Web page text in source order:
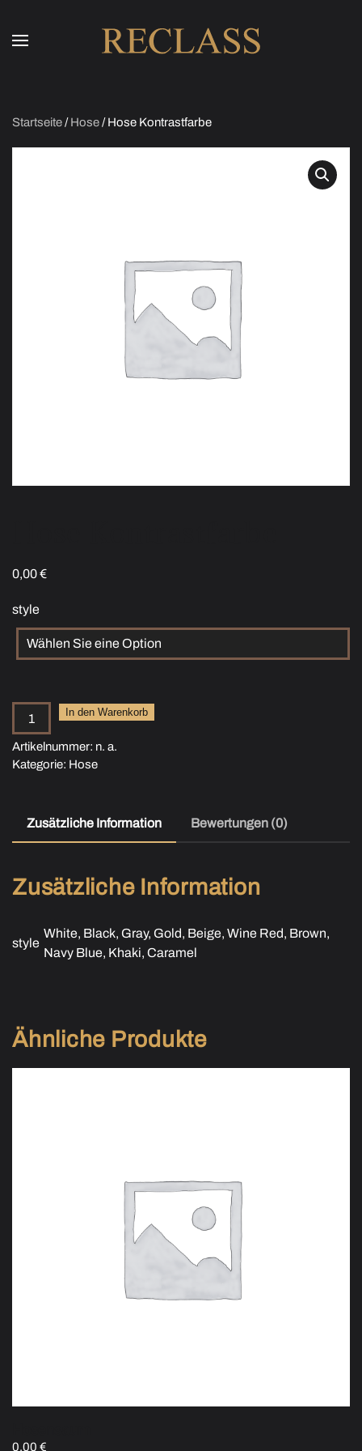
Skip to main content
Startseite/Hose/ Hose Kontrastfarbe
0,00€
style
Kontrastfarbe
Menge
In den Warenkorb
Artikelnummer: n. a.
Kategorie: Hose
Zusätzliche Information Bewertungen (0)
Zusätzliche Information
style
White, Black, Gray, Gold, Beige, Wine Red, Brown,
Navy Blue, Khaki, Caramel
Ähnliche Produkte
0,00 €